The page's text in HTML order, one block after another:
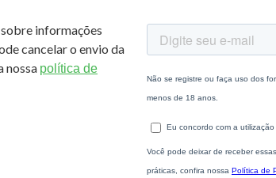
informações
cancelar o envio da
nossa política de